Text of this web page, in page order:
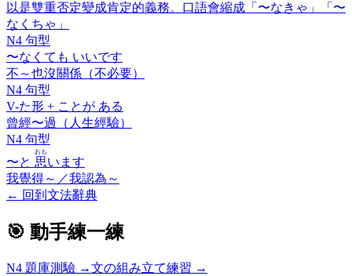
以是雙重否定變成肯定的義務。口語會縮成「〜なきゃ」「〜
なくちゃ」
N4 句型
〜なくても いいです
不～也沒關係（不必要）
N4 句型
V-た形 + ことが ある
曾經〜過（人生經驗）
N4 句型
〜と 思
おも
います
我覺得～／我認為～
← 回到文法辭典
🎯 動手練一練
N4 題庫測驗 →文の組み立て練習 →